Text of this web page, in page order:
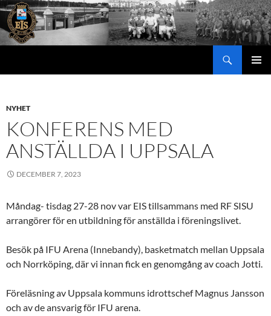
Hoppa
till
innehåll
NYHET
KONFERENS MED
ANSTÄLLDA I UPPSALA
DECEMBER 7, 2023
Måndag- tisdag 27-28 nov var EIS tillsammans med RF SISU
arrangörer för en utbildning för anställda i föreningslivet.
Besök på IFU Arena (Innebandy), basketmatch mellan Uppsala
och Norrköping, där vi innan fick en genomgång av coach Jotti.
Föreläsning av Uppsala kommuns idrottschef Magnus Jansson
och av de ansvarig för IFU arena.